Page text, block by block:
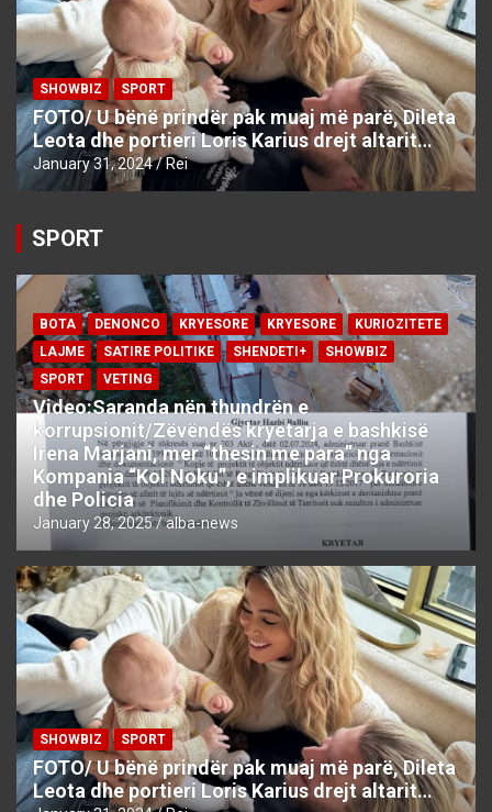
SHOWBIZ SPORT
FOTO/ U bënë prindër pak muaj më parë, Dileta
Leota dhe portieri Loris Karius drejt altarit…
January 31, 2024 Rei
SPORT
BOTA DENONCO KRYESORE KRYESORE
KURIOZITETE
LAJME
SATIRE POLITIKE SHENDETI+
SHOWBIZ
SPORT
VETING
Video:Saranda nën thundrën e
korrupsionit/Zëvëndës kryetarja e bashkisë
Irena Marjani, mer “thesin me para” nga
Kompania “Kol Noku”, e implikuar Prokuroria
dhe Policia
January 28, 2025 alba-news
SHOWBIZ SPORT
FOTO/ U bënë prindër pak muaj më parë, Dileta
Leota dhe portieri Loris Karius drejt altarit…